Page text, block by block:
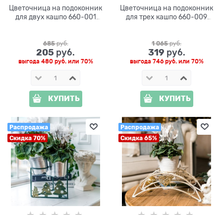
Цветочница на подоконник
для двух кашпо 660-001
685 руб.
205 руб.
выгода 480 руб.или 70%
КУПИТЬ
Цветочница на подоконник
для трех кашпо 660-009
1 065 руб.
319 руб.
выгода 746 руб.или 70%
КУПИТЬ
Распродажа
Скидка 70%
Распродажа
Скидка 65%